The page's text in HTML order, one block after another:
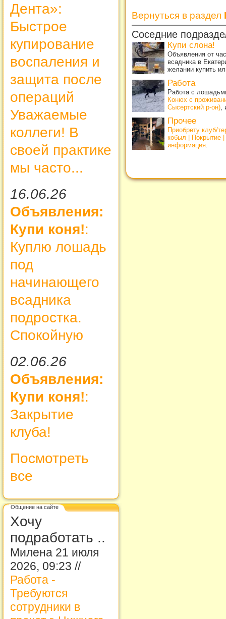
Дента»:
Быстрое
купирование
воспаления и
защита после
операций
Уважаемые
коллеги! В
своей практике
мы часто...
16.06.26
Объявления:
Купи коня!:
Куплю лошадь
под
начинающего
всадника
подростка.
Спокойную
02.06.26
Объявления:
Купи коня!:
Закрытие
клуба!
Посмотреть
все
Общение на сайте
Хочу
подработать ..
Милена 21 июля
2026, 09:23 //
Работа -
Требуются
сотрудники в
Вернуться в раздел
Соседние
Купи слона!
Объявления от
всадника в
желании купить
Работа
Работа с
Конюх с
Сысертский р-он),
Прочее
Приобрету клуб/
кобыл | Покрытие
информация.